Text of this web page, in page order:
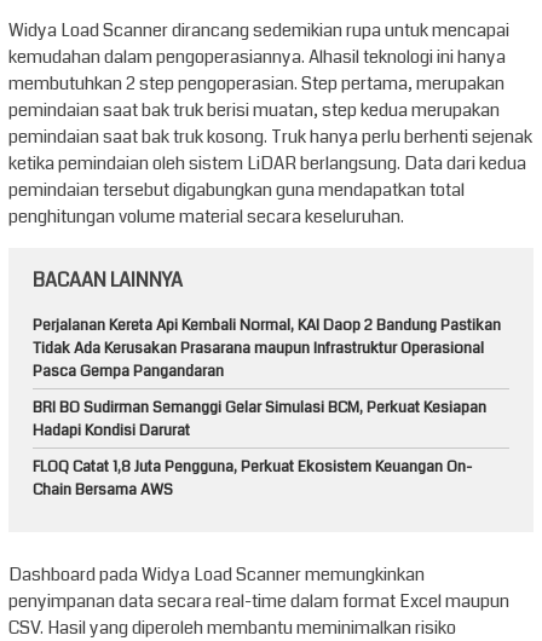
Widya Load Scanner dirancang sedemikian rupa untuk mencapai
kemudahan dalam pengoperasiannya. Alhasil teknologi ini hanya
membutuhkan 2 step pengoperasian. Step pertama, merupakan
pemindaian saat bak truk berisi muatan, step kedua merupakan
pemindaian saat bak truk kosong. Truk hanya perlu berhenti sejenak
ketika pemindaian oleh sistem LiDAR berlangsung. Data dari kedua
pemindaian tersebut digabungkan guna mendapatkan total
penghitungan volume material secara keseluruhan.
BACAAN LAINNYA
Perjalanan Kereta Api Kembali Normal, KAI Daop 2 Bandung Pastikan
Tidak Ada Kerusakan Prasarana maupun Infrastruktur Operasional
Pasca Gempa Pangandaran
BRI BO Sudirman Semanggi Gelar Simulasi BCM, Perkuat Kesiapan
Hadapi Kondisi Darurat
FLOQ Catat 1,8 Juta Pengguna, Perkuat Ekosistem Keuangan On-
Chain Bersama AWS
Dashboard pada Widya Load Scanner memungkinkan
penyimpanan data secara real-time dalam format Excel maupun
CSV. Hasil yang diperoleh membantu meminimalkan risiko